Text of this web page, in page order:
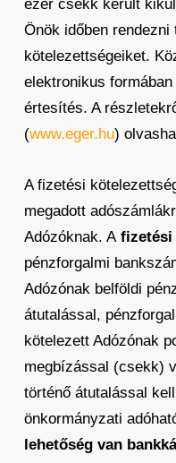
ezer csekk került
Önök időben
kötelezettségeiket.
elektronikus
értesítés. A
(www.eger.hu)
A fizetési
megadott
Adózóknak. A fizetési
pénzforgalmi
Adózónak belföldi
átutalással,
kötelezett Adózónak
megbízással (csekk)
történő átutalással
önkormányzati
lehetőség van